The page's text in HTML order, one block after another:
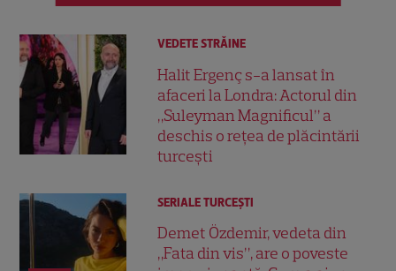
VEDETE STRĂINE
Halit Ergenç s-a lansat în
afaceri la Londra: Actorul din
„Suleyman Magnificul” a
deschis o rețea de plăcintării
turcești
SERIALE TURCEŞTI
Demet Özdemir, vedeta din
„Fata din vis”, are o poveste